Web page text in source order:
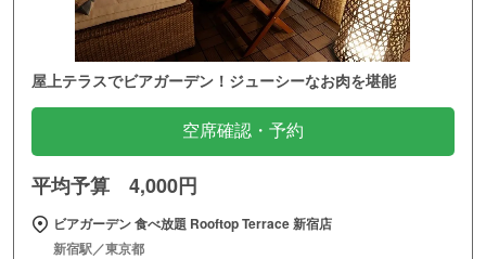
屋上テラスでビアガーデン！ジューシーなお肉を堪能
空席確認・予約
平均予算 4,000円
ビアガーデン 食べ放題 Rooftop Terrace 新宿店
新宿駅／東京都